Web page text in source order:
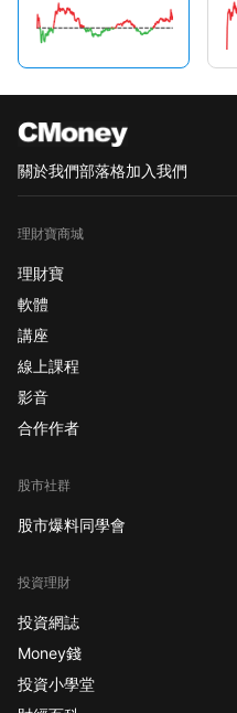
關於我們部落格加入我們
理財寶商城
理財寶
軟體
講座
線上課程
影音
合作作者
股市社群
股市爆料同學會
投資理財
投資網誌
Money錢
投資小學堂